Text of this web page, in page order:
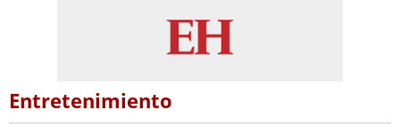
Entretenimiento